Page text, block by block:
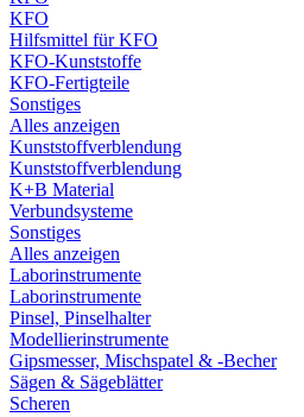
KFO
Hilfsmittel für KFO
KFO-Kunststoffe
KFO-Fertigteile
Sonstiges
Alles anzeigen
Kunststoffverblendung
Kunststoffverblendung
K+B Material
Verbundsysteme
Sonstiges
Alles anzeigen
Laborinstrumente
Laborinstrumente
Pinsel, Pinselhalter
Modellierinstrumente
Gipsmesser, Mischspatel & -Becher
Sägen & Sägeblätter
Scheren